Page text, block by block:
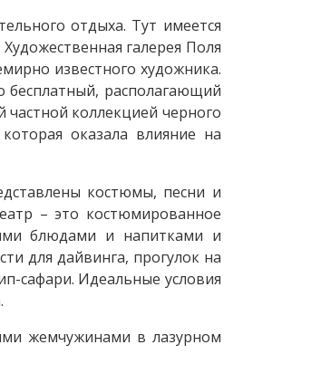
отдыха. Тут имеется
галерея Поля
известного художника.
бесплатный, располагающий
частной коллекцией черного
оказала влияние на
костюмы, песни и
– это костюмированное
блюдами и напитками и
для дайвинга, прогулок на
сафари. Идеальные условия
жемчужинами в лазурном